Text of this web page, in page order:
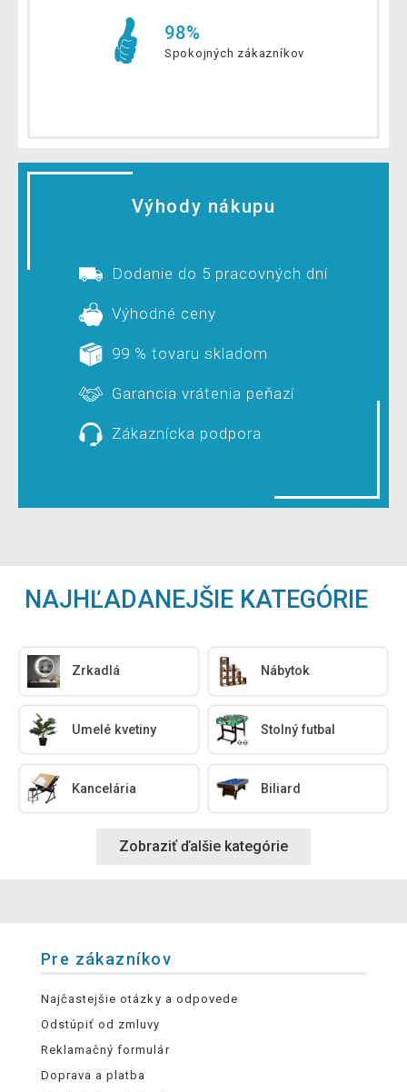
98%
Spokojných zákazníkov
Výhody nákupu
Dodanie do 5 pracovných dní
Výhodné ceny
99 % tovaru skladom
Garancia vrátenia peňazí
Zákaznícka podpora
NAJHĽADANEJŠIE KATEGÓRIE
Zrkadlá Nábytok
Umelé kvetiny Stolný futbal
Kancelária Biliard
Zobraziť ďalšie kategórie
Pre zákazníkov
Najčastejšie otázky a odpovede
Odstúpiť od zmluvy
Reklamačný formulár
Doprava a platba